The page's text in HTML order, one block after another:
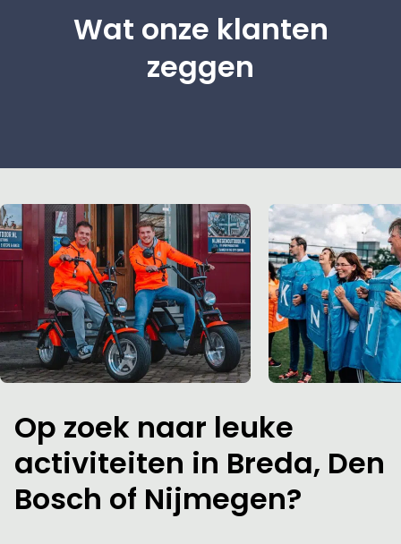
Wat onze klanten
zeggen
Op zoek naar leuke
activiteiten in Breda, Den
Bosch of Nijmegen?